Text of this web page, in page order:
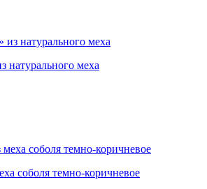
натурального меха
соболя темно-коричневое